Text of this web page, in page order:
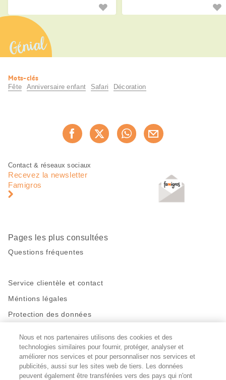
place? Quel est le meilleur endroit
Génial
Informations
utiles
Mots-clés
Fête Anniversaire enfant Safari Décoration
Recommander maintenant
Pied
page
Navigation
pied
Contact & réseaux sociaux
Recevez la newsletter
Famigros
Pages les plus consultées
Questions fréquentes
Service clientèle et contact
Méntions légales
Protection des données
Restez en contact!
Facebook
http://twitter.com/migros
https://www.youtube.com/user/
PinterestInstagram
Nous et nos partenaires utilisons des cookies et des
technologies similaires pour fournir, protéger, analyser et
améliorer nos services et pour personnaliser nos services et
publicités, aussi sur les sites web de tiers. Les données
peuvent également être transférées vers des pays qui n'ont